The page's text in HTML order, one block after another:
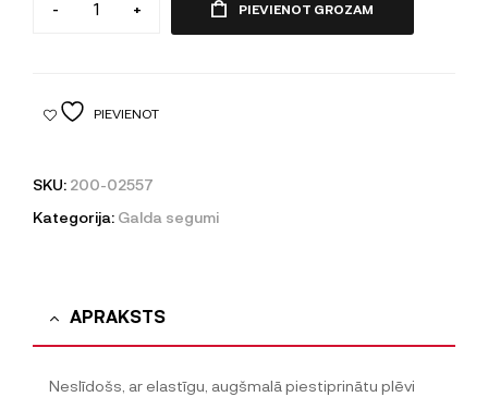
- + PIEVIENOT GROZAM
PIEVIENOT
SKU: 200-02557
Kategorija: Galda segumi
APRAKSTS
Neslīdošs, ar elastīgu, augšmalā piestiprinātu plēvi